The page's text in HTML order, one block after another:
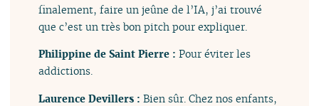
finalement, faire un jeûne de l’IA, j’ai trouvé
que c’est un très bon pitch pour expliquer.
Philippine de Saint Pierre :Pour éviter les
addictions.
Laurence Devillers :Bien sûr. Chez nos enfants,